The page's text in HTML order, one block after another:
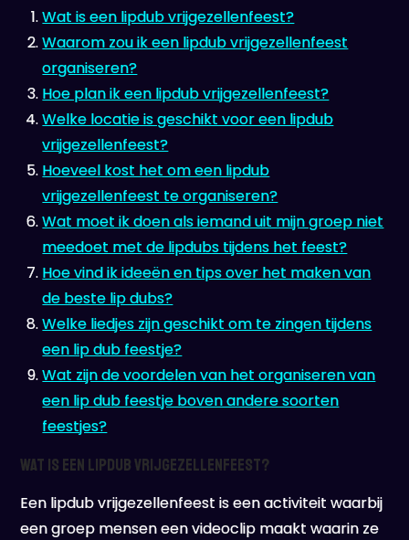
Wat is een lipdub vrijgezellenfeest?
Waarom zou ik een lipdub vrijgezellenfeest
organiseren?
Hoe plan ik een lipdub vrijgezellenfeest?
Welke locatie is geschikt voor een lipdub
vrijgezellenfeest?
Hoeveel kost het om een lipdub
vrijgezellenfeest te organiseren?
Wat moet ik doen als iemand uit mijn groep niet
meedoet met de lipdubs tijdens het feest?
Hoe vind ik ideeën en tips over het maken van
de beste lip dubs?
Welke liedjes zijn geschikt om te zingen tijdens
een lip dub feestje?
Wat zijn de voordelen van het organiseren van
een lip dub feestje boven andere soorten
feestjes?
Wat is een lipdub vrijgezellenfeest?
Een lipdub vrijgezellenfeest is een activiteit waarbij
een groep mensen een videoclip maakt waarin ze